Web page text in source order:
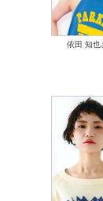
依田 知也